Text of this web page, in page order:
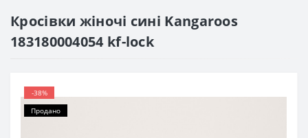
Кросівки жіночі сині Kangaroos
183180004054 kf-lock
-38%
Продано